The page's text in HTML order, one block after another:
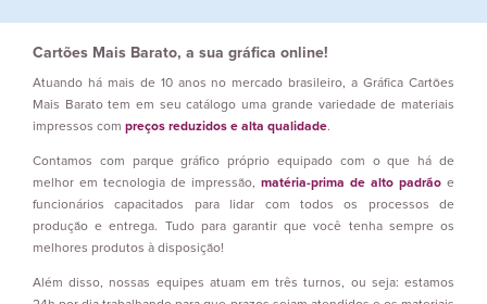
Cartões Mais Barato, a sua gráfica online!
Atuando há mais de 10 anos no mercado brasileiro, a Gráfica Cartões
Mais Barato tem em seu catálogo uma grande variedade de materiais
impressos com preços reduzidos e alta qualidade.
Contamos com parque gráfico próprio equipado com o que há de
melhor em tecnologia de impressão, matéria-prima de alto padrão e
funcionários capacitados para lidar com todos os processos de
produção e entrega. Tudo para garantir que você tenha sempre os
melhores produtos à disposição!
Além disso, nossas equipes atuam em três turnos, ou seja: estamos